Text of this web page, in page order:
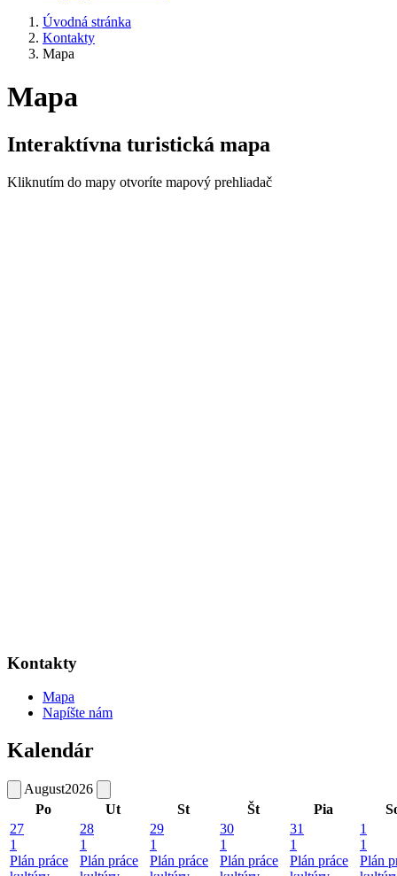
Úvodná stránka
Kontakty
Mapa
Mapa
Interaktívna turistická mapa
Kliknutím do mapy otvoríte mapový prehliadač
Kontakty
Mapa
Napíšte nám
Kalendár
August2026
Po
Ut St Št Pia
27
1
Plán práce
28
1
Plán práce
29
1
Plán práce
30
1
Plán práce
31
1
Plán práce
1
1
Plán